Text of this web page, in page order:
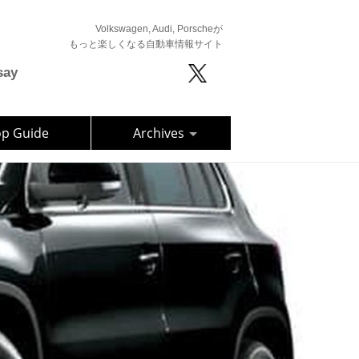
Volkswagen, Audi, Porscheが
もっと楽しくなる自動車情報サイト
Guide Archives